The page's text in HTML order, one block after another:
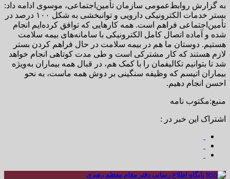
به گزارش روابط‌عمومی سازمان تأمین‌اجتماعی، موسوی ادامه داد:
بستر خدمات الکترونیکی دارویی و توانبخشی به شکل ۱۰۰ درصد در
تأمین‌اجتماعی فراهم است. همه کارهایی که توافق کرده‌ایم انجام
شده و آماده اتصال کامل الکترونیکی با سامانه‌های بیمه سلامت
هستیم. دوستان ما هم در بیمه سلامت در حال فراهم کردن بستر
لازم هستند که کار مشترکی است و طی مدت کوتاهی انجام خواهد
شد تا بتوانیم تکالیفمان را با کمک هم، در قبال همه بیماران به‌ویژه
بیماران اتیسم که وظیفه سنگینی بر دوش همه ماست، به نحو
احسن انجام دهیم.
منبع:مکتوب نامه
اشتراک این خبر در :
پایگاه اطلاع رسانی دفتر مقام معظم رهبری